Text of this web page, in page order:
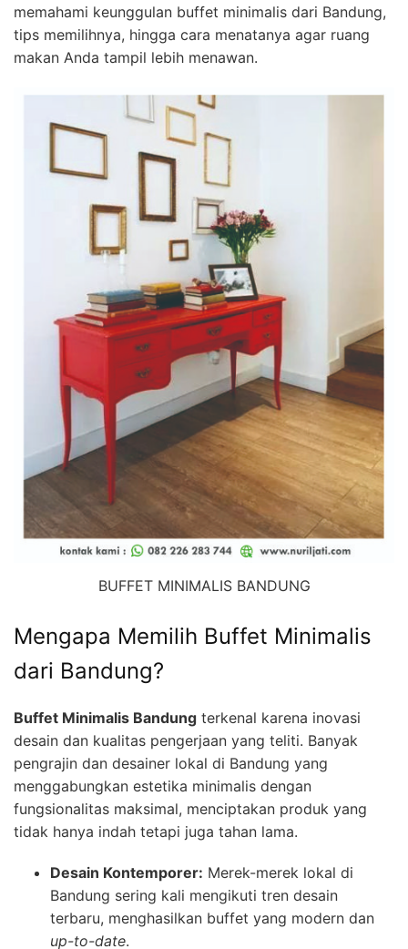
memahami keunggulan buffet minimalis dari Bandung,
tips memilihnya, hingga cara menatanya agar ruang
makan Anda tampil lebih menawan.
BUFFET MINIMALIS BANDUNG
Mengapa Memilih Buffet Minimalis
dari Bandung?
Buffet Minimalis Bandung terkenal karena inovasi
desain dan kualitas pengerjaan yang teliti. Banyak
pengrajin dan desainer lokal di Bandung yang
menggabungkan estetika minimalis dengan
fungsionalitas maksimal, menciptakan produk yang
tidak hanya indah tetapi juga tahan lama.
Desain Kontemporer: Merek-merek lokal di
Bandung sering kali mengikuti tren desain
terbaru, menghasilkan buffet yang modern dan
up-to-date.